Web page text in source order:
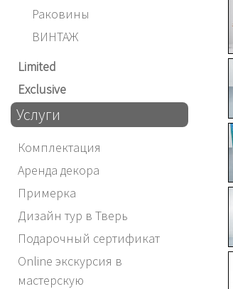
Раковины
ВИНТАЖ
Limited
Exclusive
Услуги
Комплектация
Аренда декора
Примерка
Дизайн тур в Тверь
Подарочный сертификат
Online экскурсия в
мастерскую